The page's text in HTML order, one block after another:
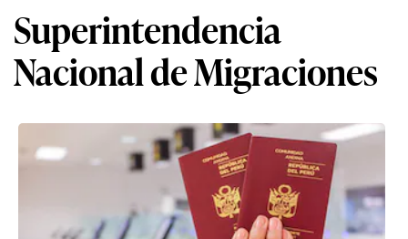
Superintendencia
Nacional de Migraciones